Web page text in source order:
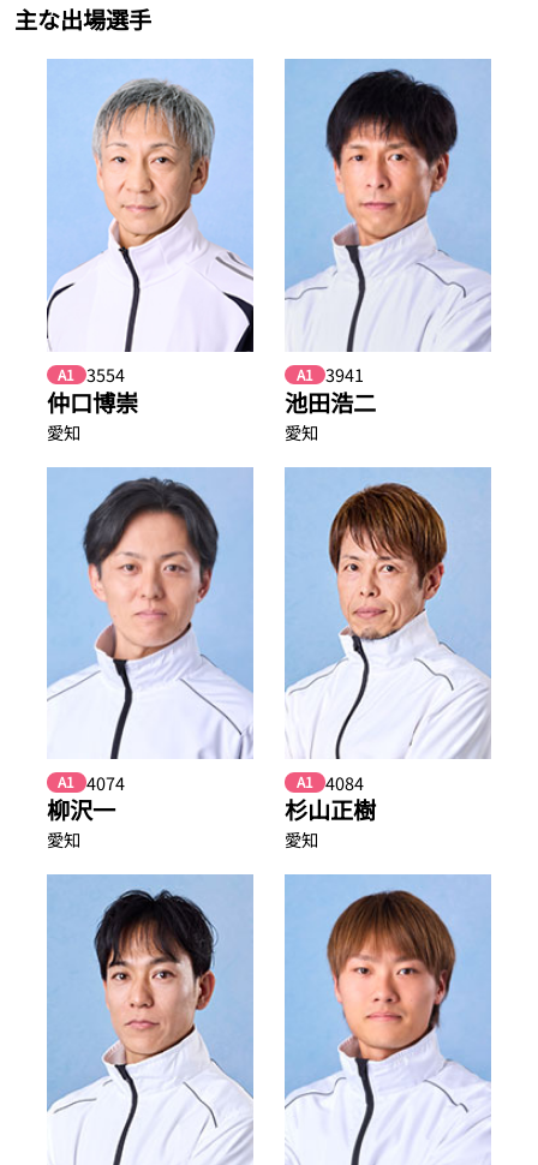
主な出場選手
A1 3554
仲口博崇
愛知
A1 3941
池田浩二
愛知
A1 4074
柳沢一
愛知
A1 4084
杉山正樹
愛知